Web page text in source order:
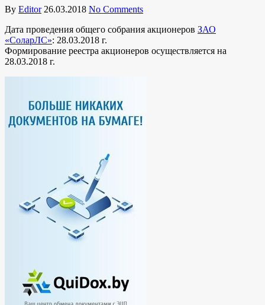
By Editor 26.03.2018 No Comments
Дата проведения общего собрания акционеров ЗАО
«СоларЛС»: 28.03.2018 г.
Формирование реестра акционеров осуществляется на
28.03.2018 г.